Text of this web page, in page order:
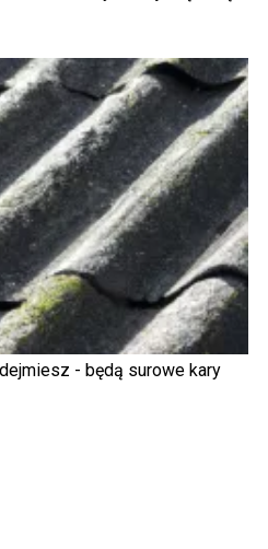
- będą surowe kary